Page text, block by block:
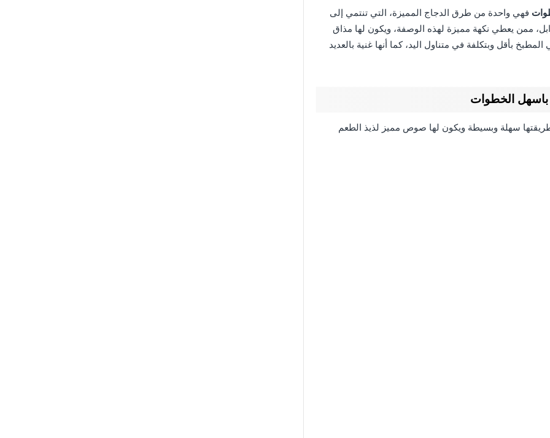
فهي واحدة من طرق الدجاج المميزة، التي تنتمي إلى
ممن يعطي نكهة مميزة لهذه الوصفة، ويكون لها مذاق
بأقل وبتكلفة في متناول اليد، كما أنها غنية بالعديد
باسهل الخطوات
سهلة وبسيطة ويكون لها صوص مميز لذيذ الطعم